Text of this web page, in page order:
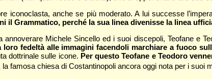
iconoclasta, anche se più moderato. A lui successe
il Grammatico, perché la sua linea divenisse la linea
Michele Sincello ed i suoi discepoli, Teofane e
fedeltà alle immagini facendoli marchiare a fuoco
dottrinale sulle icone. Per questo Teofane e Teodoro
famosa chiesa di Costantinopoli ancora oggi nota per i suoi